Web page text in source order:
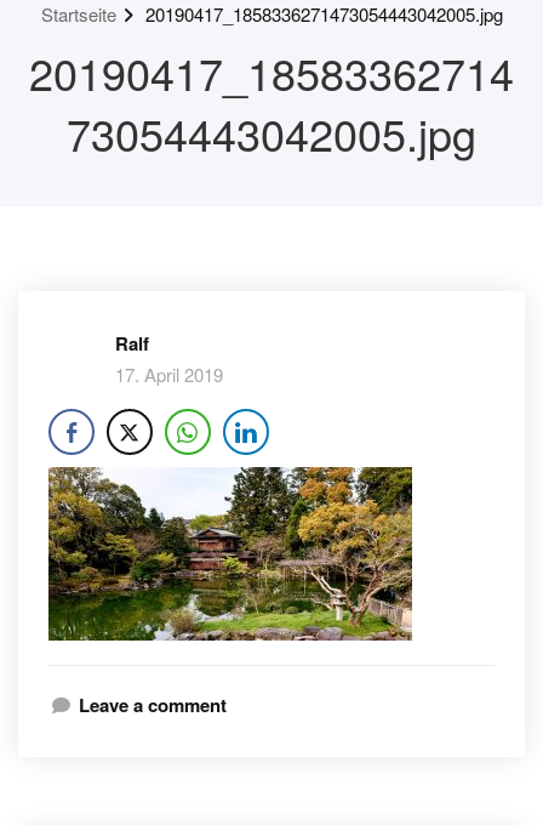
Startseite 20190417_1858336271473054443042005.jpg
20190417_18583362714
73054443042005.jpg
Ralf
17. April 2019
Leave a comment